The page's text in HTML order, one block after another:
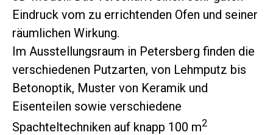
Eindruck vom zu errichtenden Ofen und seiner
räumlichen Wirkung.
Im Ausstellungsraum in Petersberg finden die
verschiedenen Putzarten, von Lehmputz bis
Betonoptik, Muster von Keramik und
Eisenteilen sowie verschiedene
Spachteltechniken auf knapp 100 m2